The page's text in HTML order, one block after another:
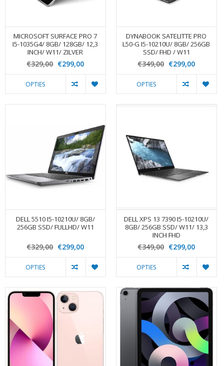
MICROSOFT SURFACE PRO 7
I5-1035G4/ 8GB/ 128GB/ 12,3
INCH/ W11/ ZILVER
€329,00 €299,00
OPTIES
DYNABOOK SATELITTE PRO
L50-G I5-10210U/ 8GB/ 256GB
SSD/ FHD / W11
€349,00 €299,00
OPTIES
DELL 5510 I5-10210U/ 8GB/
256GB SSD/ FULLHD/ W11
€329,00 €299,00
OPTIES
DELL XPS 13 7390 I5-10210U/
8GB/ 256GB SSD/ W11/ 13,3
INCH FHD
€349,00 €299,00
OPTIES